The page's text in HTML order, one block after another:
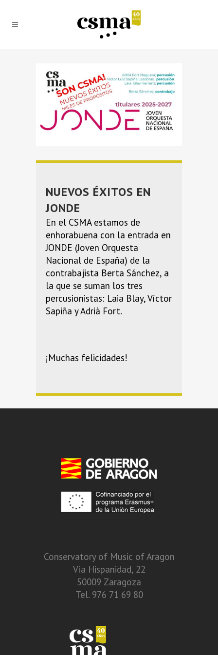
NUEVOS ÉXITOS EN
JONDE
En el CSMA estamos de
enhorabuena con la entrada en
JONDE (Joven Orquesta
Nacional de España) de la
contrabajista Berta Sánchez, a
la que se suman los tres
percusionistas: Laia Blay, Víctor
Sapiña y Adrià Fort.
¡Muchas felicidades!
Conservatory of Music of Aragon
Vía Hispanidad, 22
50009 Zaragoza
Tel. 976 71 69 80